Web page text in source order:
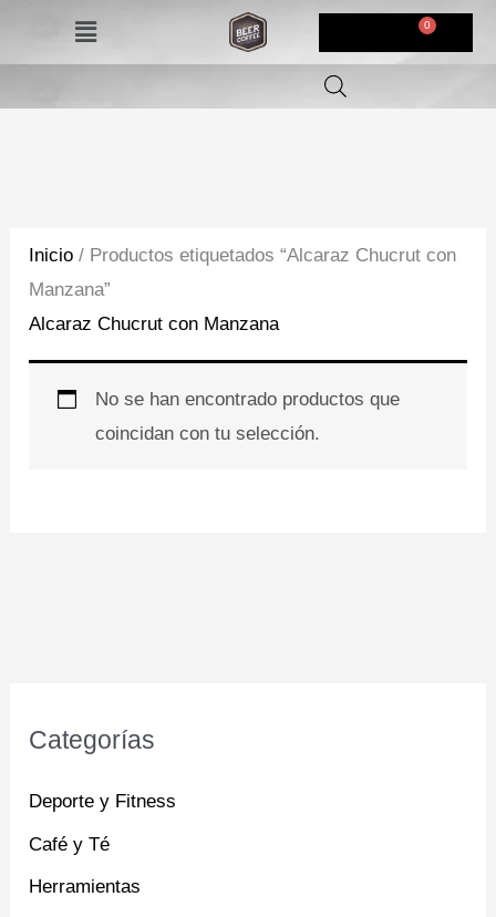
Menú
Categorías
Deporte y Fitness
Café y Té
Herramientas
Inicio / Productos etiquetados “Alcaraz Chucrut con
Manzana”
Alcaraz Chucrut con Manzana
No se han encontrado productos que
coincidan con tu selección.